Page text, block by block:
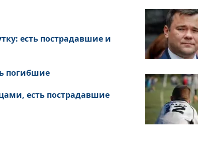
есть пострадавшие и
погибшие
есть пострадавшие